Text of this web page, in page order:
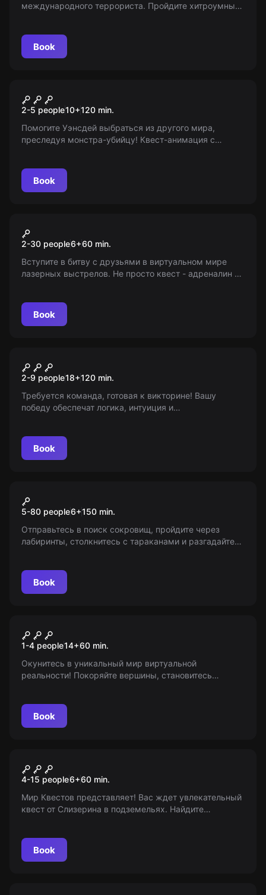
международного террориста. Пройдите хитроумные
Book
Уэнсдей
2-5 people10+120 min.
Помогите Уэнсдей выбраться из другого мира,
преследуя монстра-убийцу! Квест-анимация с
Book
Лазертаг
2-30 people6+60 min.
Вступите в битву с друзьями в виртуальном мире
лазерных выстрелов. Не просто квест - адреналин и
Book
Квиз, плиз!
2-9 people18+120 min.
Требуется команда, готовая к викторине! Вашу
победу обеспечат логика, интуиция и
организатором игры, предоставляет только
информацию о проекте.
Book
Золото форта
5-80 people6+150 min.
Отправьтесь в поиск сокровищ, пройдите через
лабиринты, столкнитесь с тараканами и разгадайте
Book
Виртуальная реальность
1-4 people14+60 min.
Окунитесь в уникальный мир виртуальной
реальности! Покоряйте вершины, становитесь
Book
Подземелье Слизерина и
мастерская Гарри
4-15 people6+60 min.
Мир Квестов представляет! Вас ждет увлекательный
квест от Слизерина в подземельях. Найдите
победителями. 6+
Book